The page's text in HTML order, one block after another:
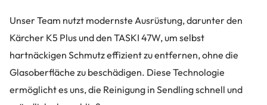
Unser Team nutzt modernste Ausrüstung, darunter den
Kärcher K5 Plus und den TASKI 47W, um selbst
hartnäckigen Schmutz effizient zu entfernen, ohne die
Glasoberfläche zu beschädigen. Diese Technologie
ermöglicht es uns, die Reinigung in Sendling schnell und